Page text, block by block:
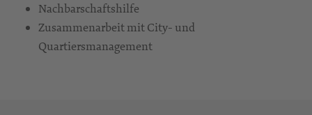
Nachbarschaftshilfe
Zusammenarbeit mit City- und
Quartiersmanagement